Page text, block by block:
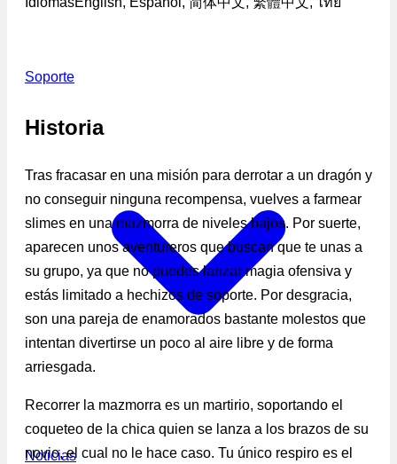
Soporte
Noticias
Historia
Tras fracasar en una misión para derrotar a un dragón y
no conseguir ninguna recompensa, vuelves a farmear
slimes en una mazmorra de niveles bajos. Por suerte,
aparecen unos aventureros que buscan que te unas a
su grupo, ya que no puedes lanzar magia ofensiva y
estás limitado a hechizos de soporte. Por desgracia,
son una pareja de enamorados bastante molestos que
intentan divertirse un poco al aire libre y de forma
arriesgada.
Recorrer la mazmorra es un martirio, soportando el
coqueteo de la chica quien se lanza a los brazos de su
novio, el cual no le hace caso. Tu único respiro es el